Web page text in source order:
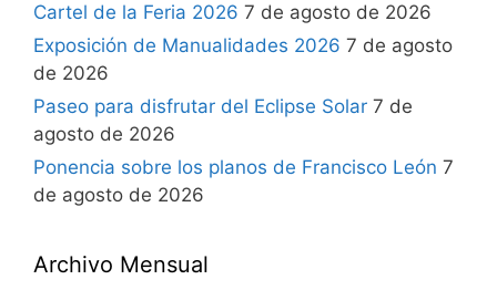
Cartel de la Feria 2026 7 de agosto de 2026
Exposición de Manualidades 2026 7 de agosto
de 2026
Paseo para disfrutar del Eclipse Solar 7 de
agosto de 2026
Ponencia sobre los planos de Francisco León 7
de agosto de 2026
Archivo Mensual